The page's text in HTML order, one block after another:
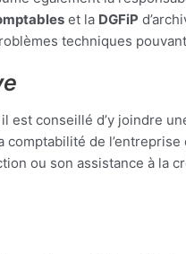
et la DGFiP
techniques
est conseillé d’y joindre
de
ou son assistance à